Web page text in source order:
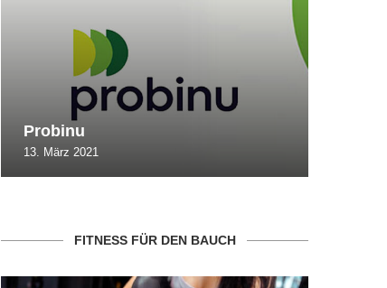
Probinu
13. März 2021
FITNESS FÜR DEN BAUCH